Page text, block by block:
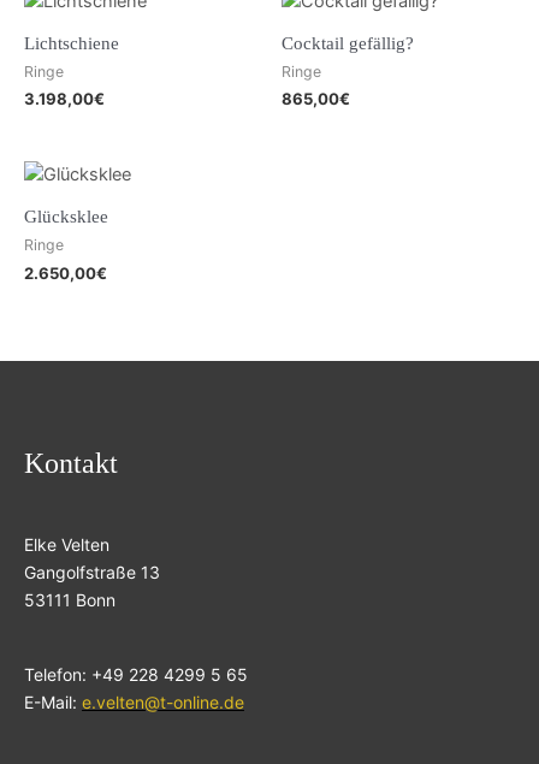
Lichtschiene
Ringe
3.198,00€
Cocktail gefällig?
Ringe
865,00€
Glücksklee
Ringe
2.650,00€
Kontakt
Elke Velten
Gangolfstraße 13
53111 Bonn
Telefon: +49 228 4299 5 65
E-Mail: e.velten@t-online.de